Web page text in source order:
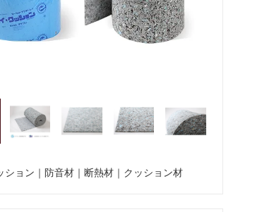
ション｜防音材｜断熱材｜クッション材